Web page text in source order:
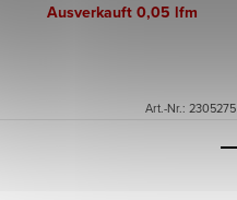
Ausverkauft 0,05 lfm
Art.-Nr.: 2305275